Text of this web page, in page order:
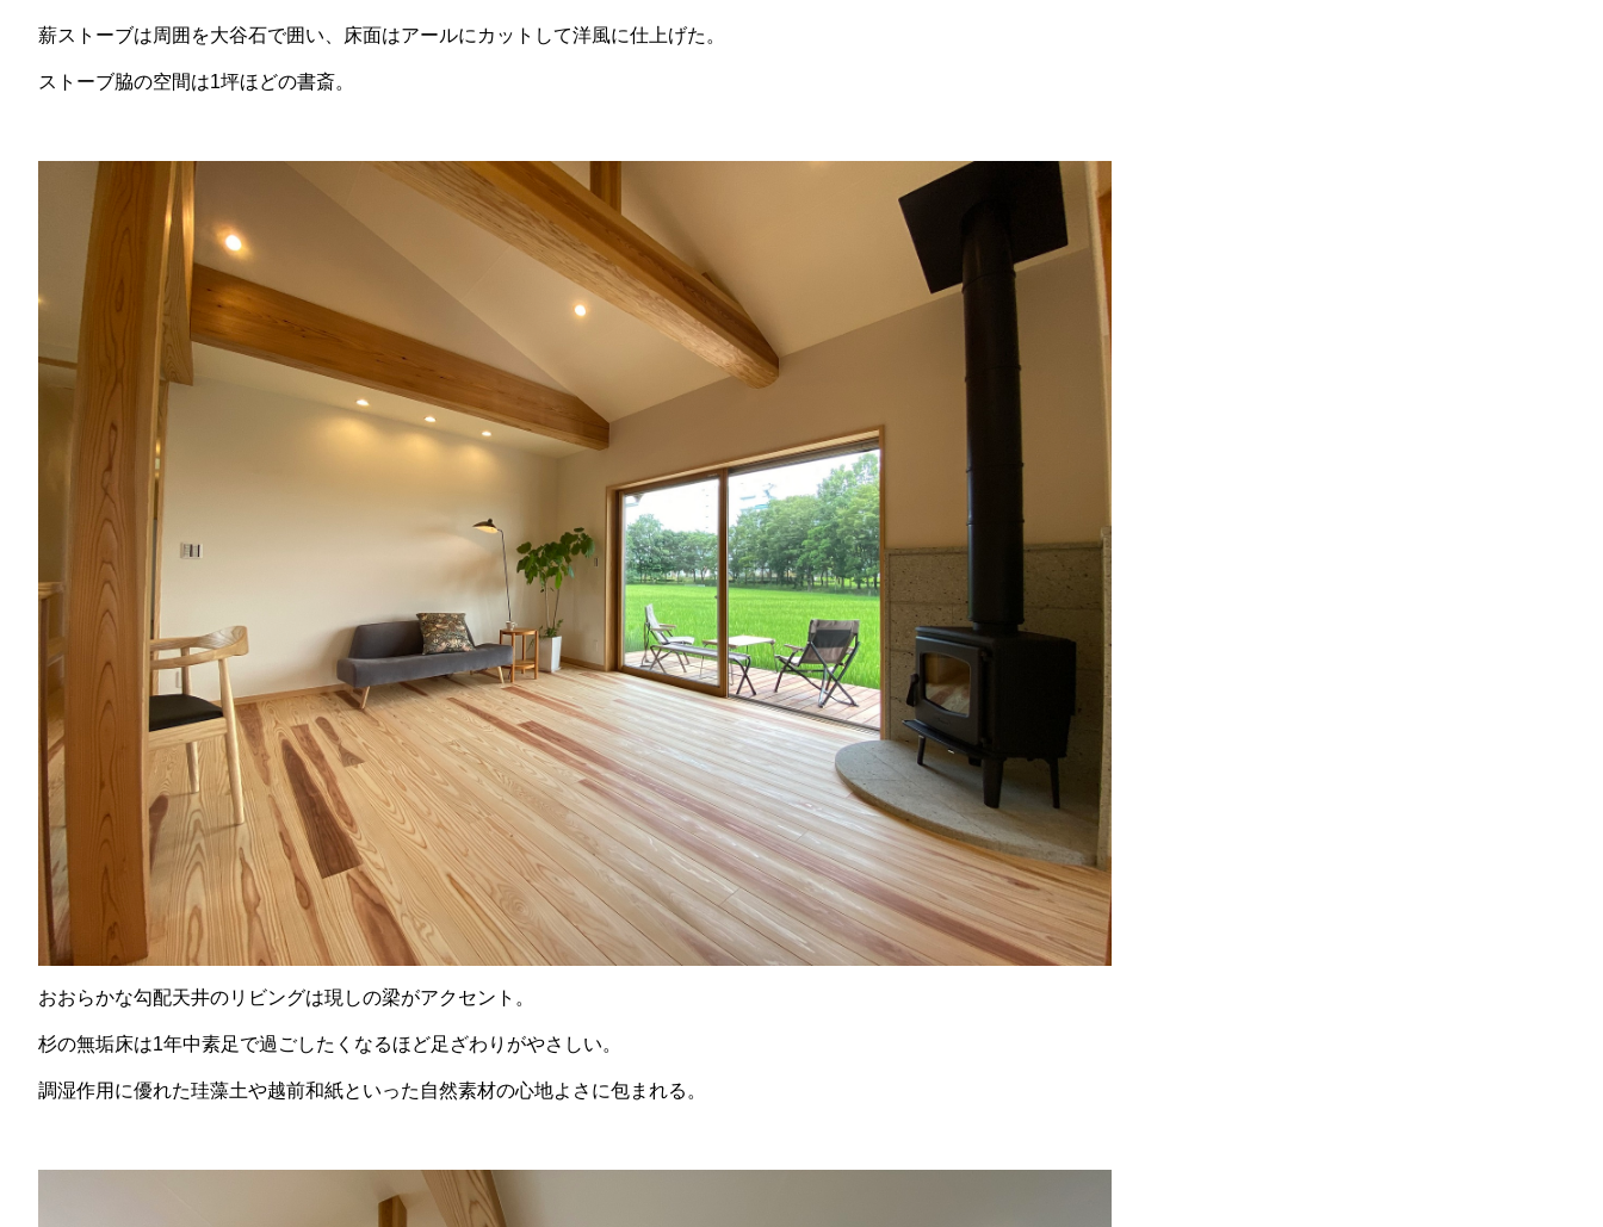
薪ストーブは周囲を大谷石で囲い、床面はアールにカットして洋風に仕上げた。
ストーブ脇の空間は1坪ほどの書斎。
おおらかな勾配天井のリビングは現しの梁がアクセント。
杉の無垢床は1年中素足で過ごしたくなるほど足ざわりがやさしい。
調湿作用に優れた珪藻土や越前和紙といった自然素材の心地よさに包まれる。